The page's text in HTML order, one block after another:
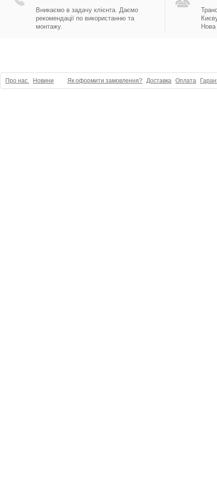
Вникаємо в задачу клієнта. Даємо
рекомендації по використанню та
монтажу.
Про нас Новини Як оформити замовлення? Доставка Оплата